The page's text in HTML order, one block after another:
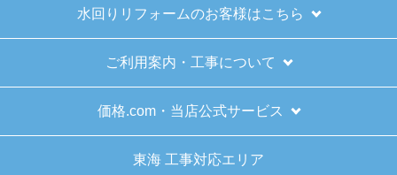
水回りリフォームのお客様はこちら
ご利用案内・工事について
価格.com・当店公式サービス
東海 工事対応エリア